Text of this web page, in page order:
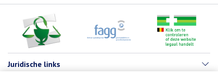
Juridische links